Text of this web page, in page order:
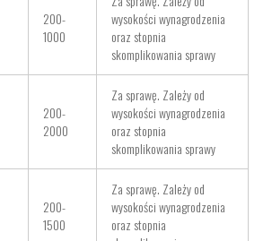
200-
1000
wysokości wynagrodzenia
oraz stopnia
skomplikowania sprawy
200-
2000
Za sprawę. Zależy od
wysokości wynagrodzenia
oraz stopnia
skomplikowania sprawy
200-
1500
Za sprawę. Zależy od
wysokości wynagrodzenia
oraz stopnia